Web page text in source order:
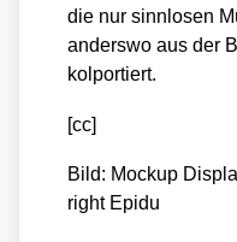
die nur sinn­lo­sen
anders­wo aus der
kol­por­tiert.
[cc]
Bild: Mock­up
right Epi­du